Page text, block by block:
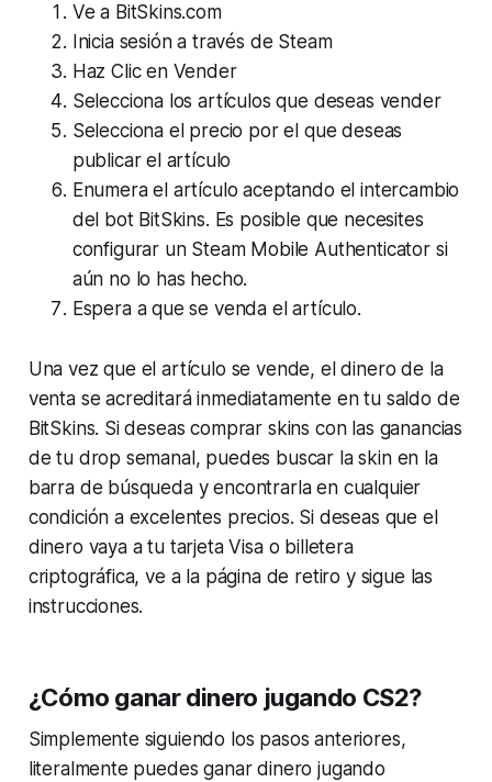
Ve a BitSkins.com
Inicia sesión a través de Steam
Haz Clic en Vender
Selecciona los artículos que deseas vender
Selecciona el precio por el que deseas
publicar el artículo
Enumera el artículo aceptando el intercambio
del bot BitSkins. Es posible que necesites
configurar un Steam Mobile Authenticator si
aún no lo has hecho.
Espera a que se venda el artículo.
Una vez que el artículo se vende, el dinero de la
venta se acreditará inmediatamente en tu saldo de
BitSkins. Si deseas comprar skins con las ganancias
de tu drop semanal, puedes buscar la skin en la
barra de búsqueda y encontrarla en cualquier
condición a excelentes precios. Si deseas que el
dinero vaya a tu tarjeta Visa o billetera
criptográfica, ve a la página de retiro y sigue las
instrucciones.
¿Cómo ganar dinero jugando CS2?
Simplemente siguiendo los pasos anteriores,
literalmente puedes ganar dinero jugando